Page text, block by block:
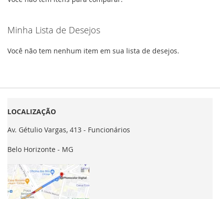
Minha Lista de Desejos
Você não tem nenhum item em sua lista de desejos.
LOCALIZAÇÃO
Av. Gétulio Vargas, 413 - Funcionários
Belo Horizonte - MG